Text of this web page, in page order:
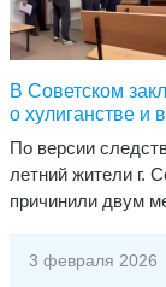
В Советском
о хулиганстве и
​По версии
летний жители г.
причинили двум
3 февраля 2026